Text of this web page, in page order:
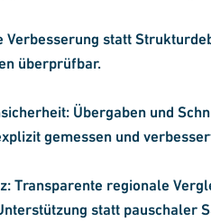
Verbesserung statt
überprüfbar.
Übergaben und
gemessen und
Transparente regionale
statt pauschaler